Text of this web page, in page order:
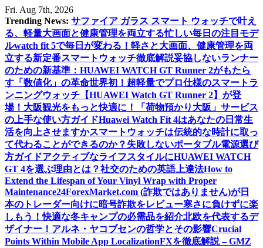
Skip
to
content
Fri. Aug 7th, 2026
Trending News: サファイア ガラス スマート ウォッチで叶え
る、軽量大画面と健康管理を両立する忙しい毎日の注目モデ
ルwatch fit 5で毎日が変わる！軽さと大画面、健康管理を両
立する新定番スマートウォッチ徹底解説妥協しないランナー
のための新基準：HUAWEI WATCH GT Runner 2がもたら
す「数値化」の革命世界初！超軽量でプロ仕様のスマートラ
ンニングウォッチ【HUAWEI Watch GT Runner 2】が登
場！ 大阪観光をもっと快適に！「荷物預かり大阪」サービス
の上手な使い方ガイドHuawei Watch Fit 4はあなたの日常生
活を向上させますかスマートウォッチは伝統的な時計に取っ
て代わることができるのか？ 失敗しないポータブル電源選び
方ガイドアクティブなライフスタイルにHUAWEI WATCH
GT 4を選ぶ理由とは？社交のための英語上達法How to
Extend the Lifespan of Your Vinyl Wrap with Proper
Maintenance24ForexMarket.com (詐欺ではありません)が日
本のトレーダー向けに暗号詐欺をレビュー寒さに負けずに楽
しもう！快適な冬キャンプの必需品を紹介北欧を代表するデ
ザイナー！アルネ・ヤコブセンの哲学とその影響Crucial
Points Within Mobile App LocalizationFXを徹底解説 – GMZ